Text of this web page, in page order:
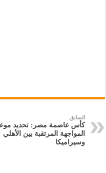
السابق
كأس عاصمة مصر: تحديد
المواجهة المرتقبة بين الأهلي
وسيراميكا